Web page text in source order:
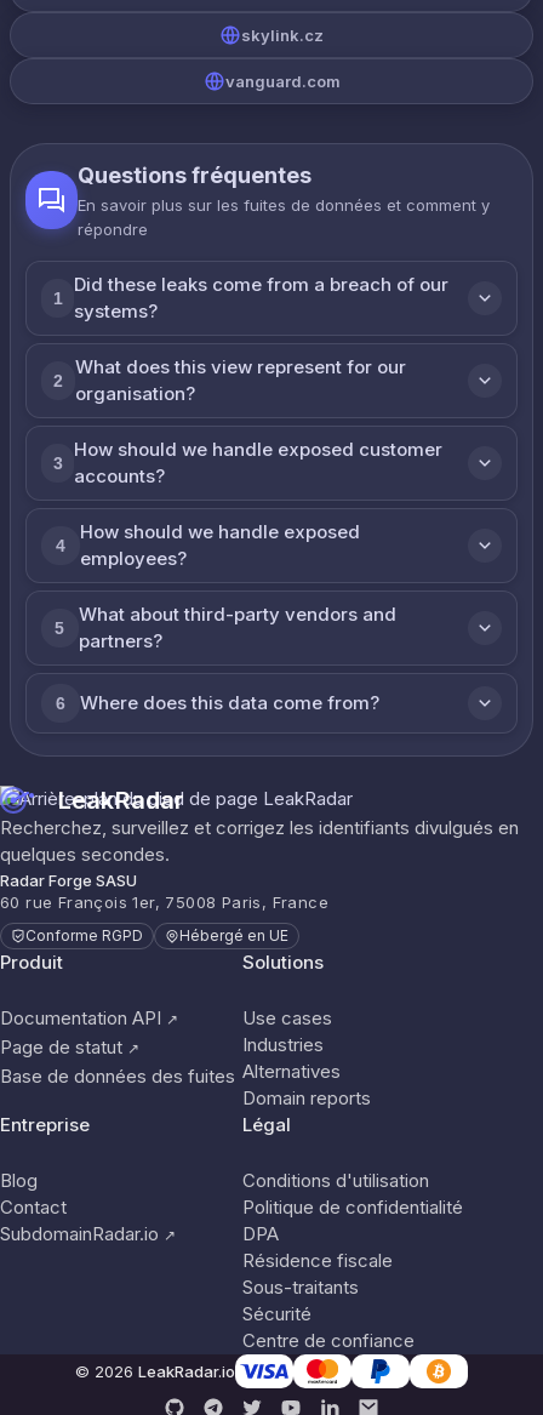
skylink.cz
vanguard.com
Questions fréquentes
En savoir plus sur les fuites de données et comment y
répondre
1
Did these leaks come from a breach of our
systems?
2
What does this view represent for our
organisation?
3
How should we handle exposed customer
accounts?
4
How should we handle exposed
employees?
5
What about third-party vendors and
partners?
6 Where does this data come from?
LeakRadar
Recherchez, surveillez et corrigez les identifiants divulgués en
quelques secondes.
Radar Forge SASU
60 rue François 1er, 75008 Paris, France
Conforme RGPD Hébergé en UE
Produit
Documentation API ↗
Page de statut ↗
Base de données des fuites
Solutions
Use cases
Industries
Alternatives
Domain reports
Entreprise
Blog
Contact
SubdomainRadar.io ↗
Légal
Conditions d'utilisation
Politique de confidentialité
DPA
Résidence fiscale
Sous-traitants
Sécurité
Centre de confiance
© 2026 LeakRadar.io